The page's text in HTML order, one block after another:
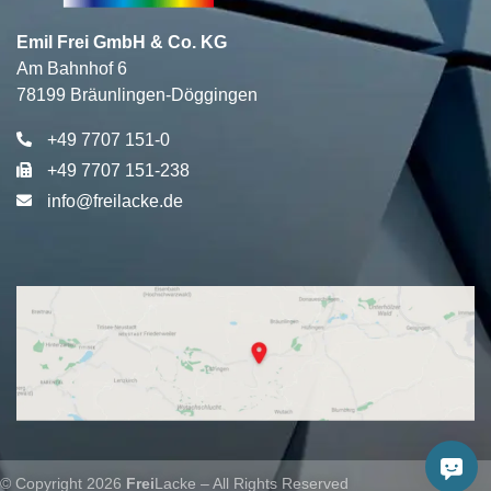
Emil Frei GmbH & Co. KG
Am Bahnhof 6
78199 Bräunlingen-Döggingen
+49 7707 151-0
+49 7707 151-238
info@freilacke.de
© Copyright 2026 FreiLacke – All Rights Reserved